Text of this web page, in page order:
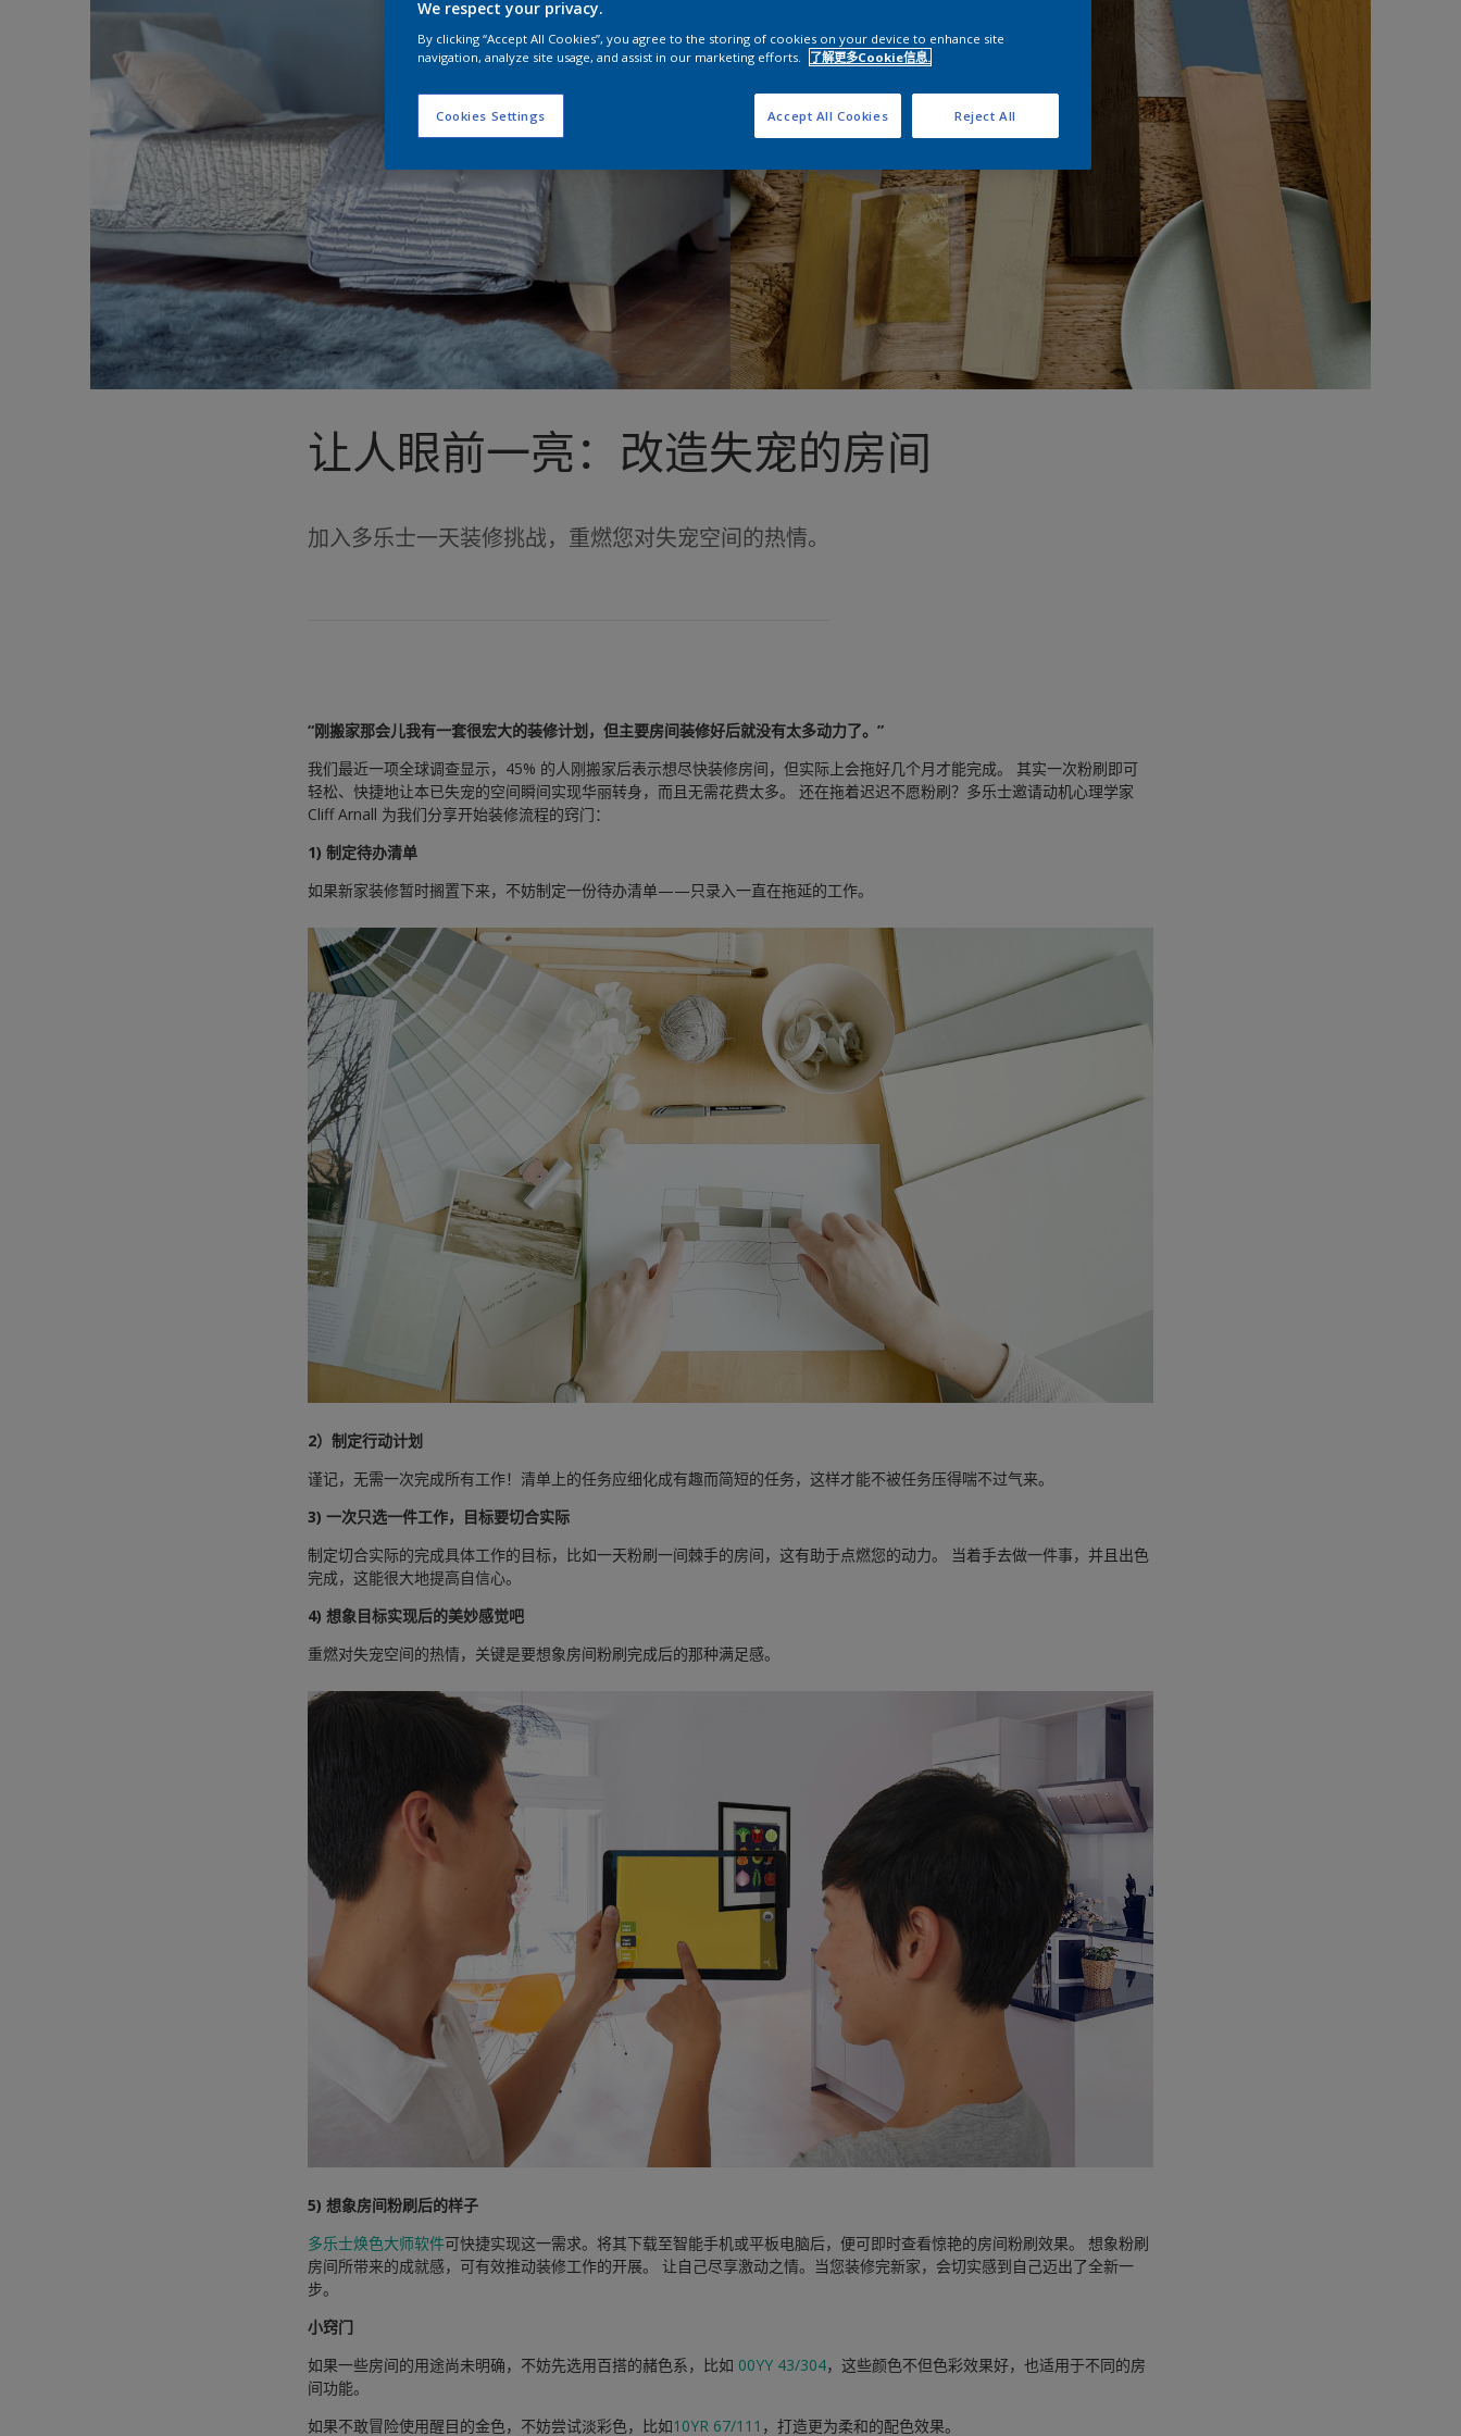
让人眼前一亮：改造失宠的房间
加入多乐士一天装修挑战，重燃您对失宠空间的热情。
“刚搬家那会儿我有一套很宏大的装修计划，但主要房间装修好后就没有太多动力了。”
我们最近一项全球调查显示，45% 的人刚搬家后表示想尽快装修房间，但实际上会拖好几个月才能完成。 其实一次粉刷即可
轻松、快捷地让本已失宠的空间瞬间实现华丽转身，而且无需花费太多。 还在拖着迟迟不愿粉刷？多乐士邀请动机心理学家
Cliff Arnall 为我们分享开始装修流程的窍门：
1) 制定待办清单
如果新家装修暂时搁置下来，不妨制定一份待办清单——只录入一直在拖延的工作。
2）制定行动计划
谨记，无需一次完成所有工作！清单上的任务应细化成有趣而简短的任务，这样才能不被任务压得喘不过气来。
3) 一次只选一件工作，目标要切合实际
制定切合实际的完成具体工作的目标，比如一天粉刷一间棘手的房间，这有助于点燃您的动力。 当着手去做一件事，并且出色
完成，这能很大地提高自信心。
4) 想象目标实现后的美妙感觉吧
重燃对失宠空间的热情，关键是要想象房间粉刷完成后的那种满足感。
5) 想象房间粉刷后的样子
多乐士焕色大师软件可快捷实现这一需求。将其下载至智能手机或平板电脑后，便可即时查看惊艳的房间粉刷效果。 想象粉刷
房间所带来的成就感，可有效推动装修工作的开展。 让自己尽享激动之情。当您装修完新家，会切实感到自己迈出了全新一
步。
小窍门
如果一些房间的用途尚未明确，不妨先选用百搭的赭色系，比如 00YY 43/304，这些颜色不但色彩效果好，也适用于不同的房
间功能。
如果不敢冒险使用醒目的金色，不妨尝试淡彩色，比如10YR 67/111 ，打造更为柔和的配色效果。
We respect your privacy.
By clicking “Accept All Cookies”, you agree to the storing of cookies on your device to enhance site
navigation, analyze site usage, and assist in our marketing efforts.
了解更多Cookie信息.
Cookies Settings Reject All
Accept All Cookies